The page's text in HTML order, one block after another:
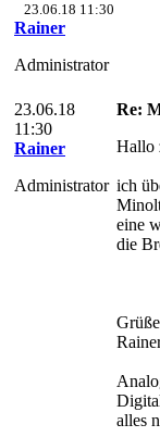
23.06.18 11:30
Rainer
Administrator
23.06.18
11:30
Rainer
Administrator
Re:
Hallo
ich
eine
die
alles